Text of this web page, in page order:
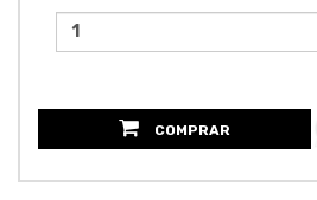
COMPRAR